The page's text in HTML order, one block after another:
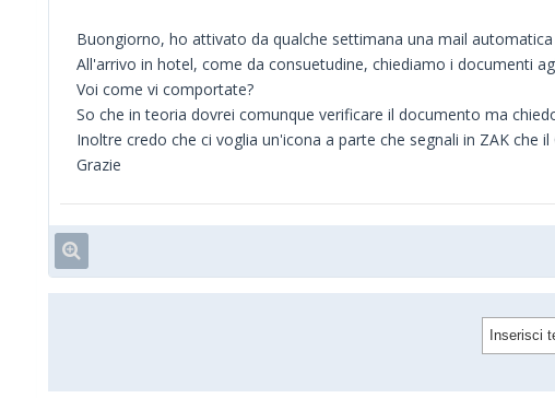
Buongiorno, ho attivato da qualche settimana una mail
All'arrivo in hotel, come da consuetudine, chiediamo i documenti
Voi come vi comportate?
So che in teoria dovrei comunque verificare il documento ma
Inoltre credo che ci voglia un'icona a parte che segnali in ZAK che
Grazie